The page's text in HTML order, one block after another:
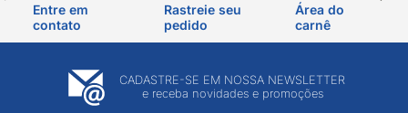
Entre em
contato
Rastreie seu
pedido
Área do
carnê
CADASTRE-SE EM NOSSA NEWSLETTER
e receba novidades e promoções